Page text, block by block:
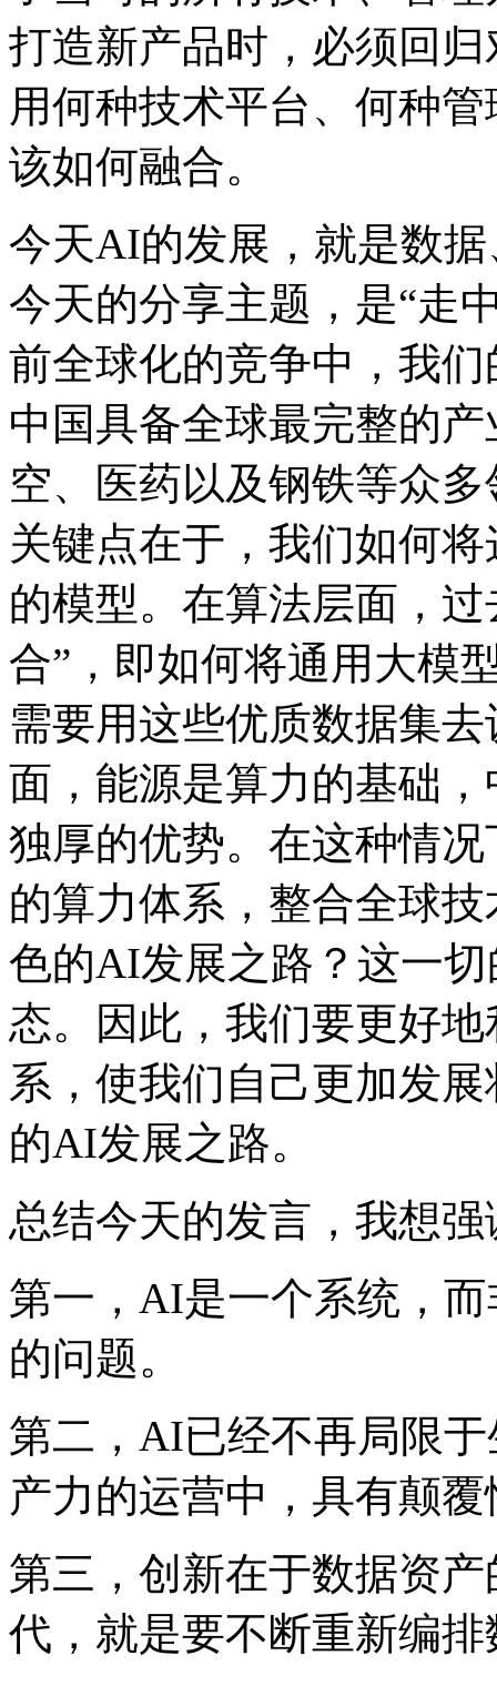
打造新产品时，必须回
用何种技术平台、何种
该如何融合。
今天AI的发展，就是数
今天的分享主题，是“
前全球化的竞争中，我
中国具备全球最完整的产业
空、医药以及钢铁等
关键点在于，我们如
的模型。在算法层面
合”，即如何将通用大
需要用这些优质数据集
面，能源是算力的基础
独厚的优势。在这种情况
的算力体系，整合全球
色的AI发展之路？这一切的
态。因此，我们要更
系，使我们自己更加发
的AI发展之路。
总结今天的发言，我想
第一，AI是一个系统
的问题。
第二，AI已经不再局限
产力的运营中，具有颠
第三，创新在于数据
代，就是要不断重新编